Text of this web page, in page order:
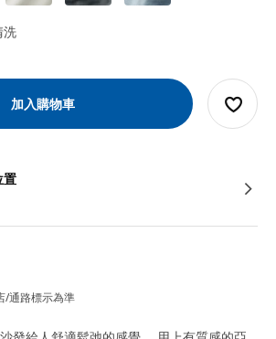
洗
加入購物車
置
/通路標示為準